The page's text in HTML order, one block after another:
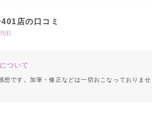
店の口コミ
ついて
です。加筆・修正などは一切おこなっておりませ